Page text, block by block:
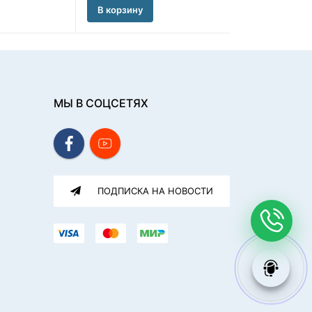
В корзину
МЫ В СОЦСЕТЯХ
ПОДПИСКА НА НОВОСТИ